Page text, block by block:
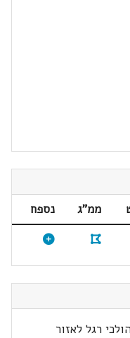
ממ"ג
נספח
רגל לאזור